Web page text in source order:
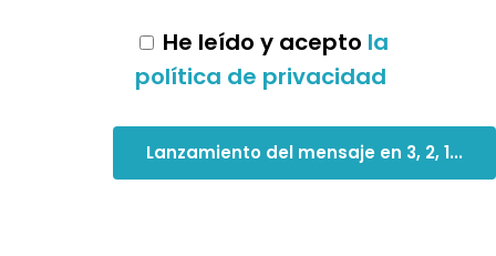
He leído y acepto la
política de privacidad